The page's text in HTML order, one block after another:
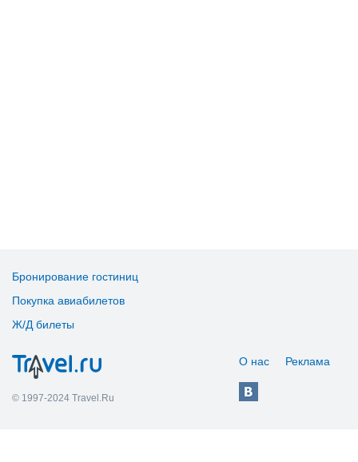
Бронирование гостиниц
Покупка авиабилетов
Ж/Д билеты
© 1997-2024 Travel.Ru
О нас Реклама